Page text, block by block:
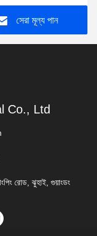
স্টেরিও
সেরা মূল্য পান
Co., Ltd
রোড, ঝুহাই, গুয়াংডং